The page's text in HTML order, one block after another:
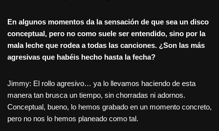
En algunos momentos da la sensación de que sea un disco
conceptual, pero no como suele ser entendido, sino por la
mala leche que rodea a todas las canciones. ¿Son las más
agresivas que habéis hecho hasta la fecha?
Jimmy: El rollo agresivo… ya lo llevamos haciendo de esta
manera tan brusca un tiempo, sin chorradas ni adornos.
Conceptual, bueno, lo hemos grabado en un momento concreto,
pero no nos lo hemos planeado como tal.